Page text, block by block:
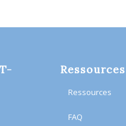
Ressources
Ressources
FAQ